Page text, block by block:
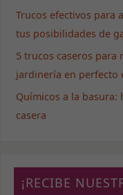
Trucos efectivos para
tus posibilidades de
5 trucos caseros para
jardinería en perfecto
Químicos a la
casera
¡RECIBE